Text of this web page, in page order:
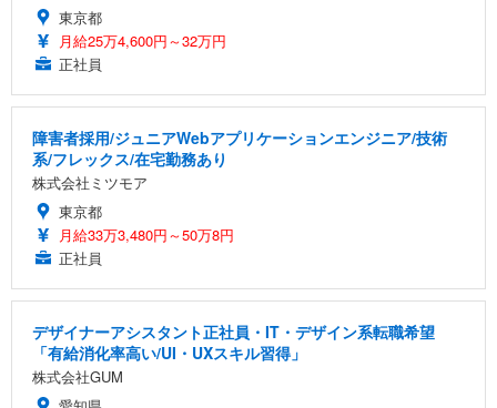
東京都
月給25万4,600円～32万円
正社員
障害者採用/ジュニアWebアプリケーションエンジニア/技術
系/フレックス/在宅勤務あり
株式会社ミツモア
東京都
月給33万3,480円～50万8円
正社員
デザイナーアシスタント正社員・IT・デザイン系転職希望
「有給消化率高い/UI・UXスキル習得」
株式会社GUM